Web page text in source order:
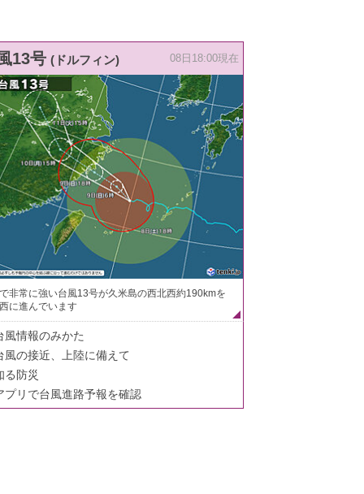
13号 (ドルフィン) 08日18:00現在
非常に強い台風13号が久米島の西北西約190kmを
に進んでいます
風情報のみかた
風の接近、上陸に備えて
る防災
プリで台風進路予報を確認